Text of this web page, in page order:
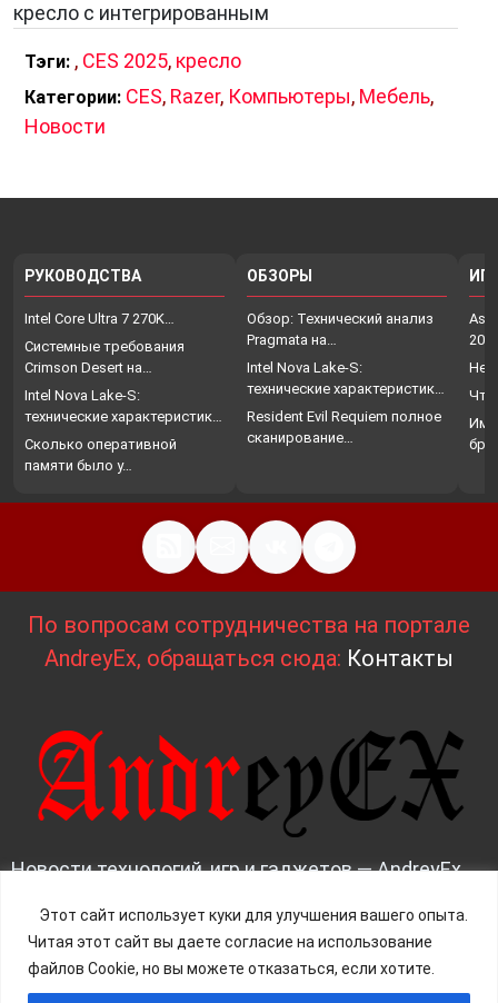
Этот сайт использует куки для улучшения вашего опыта.
Читая этот сайт вы даете согласие на использование
файлов Cookie, но вы можете отказаться, если хотите.
кресло с интегрированным
Тэги: , CES 2025, кресло
Категории: CES, Razer, Компьютеры, Мебель,
Новости
РУКОВОДСТВА
Intel Core Ultra 7 270K…
Системные требования
Crimson Desert на…
Intel Nova Lake-S:
технические характеристики,
…
Сколько оперативной
памяти было у…
ОБЗОРЫ
Обзор: Технический анализ
Pragmata на…
Intel Nova Lake-S:
технические характеристики,
…
Resident Evil Requiem полное
сканирование…
Что
По вопросам сотрудничества на портале
AndreyEx, обращаться сюда: Контакты
Новости технологий, игр и гаджетов — AndreyEx
Дизайн и верстка:AndreyEx